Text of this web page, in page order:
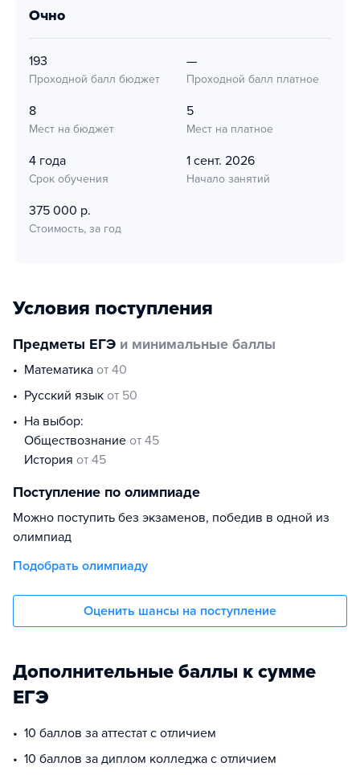
очно
193
Проходной балл бюджет
—
Проходной балл платное
8
Мест на бюджет
5
Мест на платное
4 года
Срок обучения
1 сент. 2026
Начало занятий
375 000 р.
Стоимость, за год
Условия поступления
Предметы ЕГЭ и минимальные баллы
математика от 40
русский язык от 50
На выбор:
обществознание от 45
история от 45
Поступление по олимпиаде
Можно поступить без экзаменов, победив в одной из
олимпиад
Подобрать олимпиаду
Оценить шансы на поступление
Дополнительные баллы к сумме
ЕГЭ
10 баллов за аттестат с отличием
10 баллов за диплом колледжа с отличием